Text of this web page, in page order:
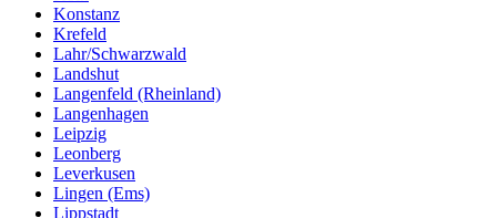
Konstanz
Krefeld
Lahr/Schwarzwald
Landshut
Langenfeld (Rheinland)
Langenhagen
Leipzig
Leonberg
Leverkusen
Lingen (Ems)
Lippstadt